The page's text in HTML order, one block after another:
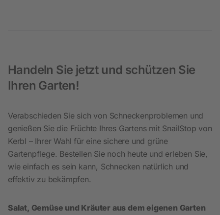
Handeln Sie jetzt und schützen Sie
Ihren Garten!
Verabschieden Sie sich von Schneckenproblemen und
genießen Sie die Früchte Ihres Gartens mit SnailStop von
Kerbl – Ihrer Wahl für eine sichere und grüne
Gartenpflege. Bestellen Sie noch heute und erleben Sie,
wie einfach es sein kann, Schnecken natürlich und
effektiv zu bekämpfen.
Salat, Gemüse und Kräuter aus dem eigenen Garten